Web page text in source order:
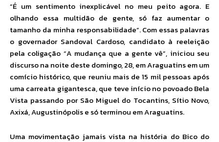
“É um sentimento inexplicável no meu peito agora. E
olhando essa multidão de gente, só faz aumentar o
tamanho da minha responsabilidade”. Com essas palavras
o governador Sandoval Cardoso, candidato à reeleição
pela coligação “A mudança que a gente vê”, iniciou seu
discurso na noite deste domingo, 28, em Araguatins em um
comício histórico, que reuniu mais de 15 mil pessoas após
uma carreata gigantesca, que teve início no povoado Bela
Vista passando por São Miguel do Tocantins, Sítio Novo,
Axixá, Augustinópolis e só terminou em Araguatins.
Uma movimentação jamais vista na história do Bico do